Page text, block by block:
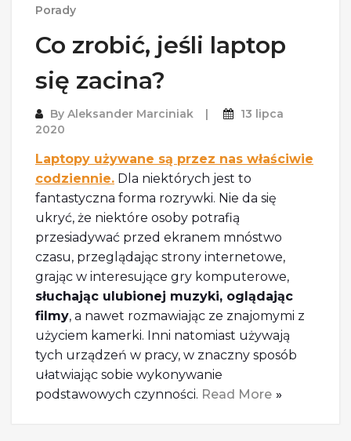
Porady
Co zrobić, jeśli laptop
się zacina?
By Aleksander Marciniak
13 lipca
2020
Laptopy używane są przez nas właściwie
codziennie. Dla niektórych jest to
fantastyczna forma rozrywki. Nie da się
ukryć, że niektóre osoby potrafią
przesiadywać przed ekranem mnóstwo
czasu, przeglądając strony internetowe,
grając w interesujące gry komputerowe,
słuchając ulubionej muzyki, oglądając
filmy, a nawet rozmawiając ze znajomymi z
użyciem kamerki. Inni natomiast używają
tych urządzeń w pracy, w znaczny sposób
ułatwiając sobie wykonywanie
podstawowych czynności. Read More